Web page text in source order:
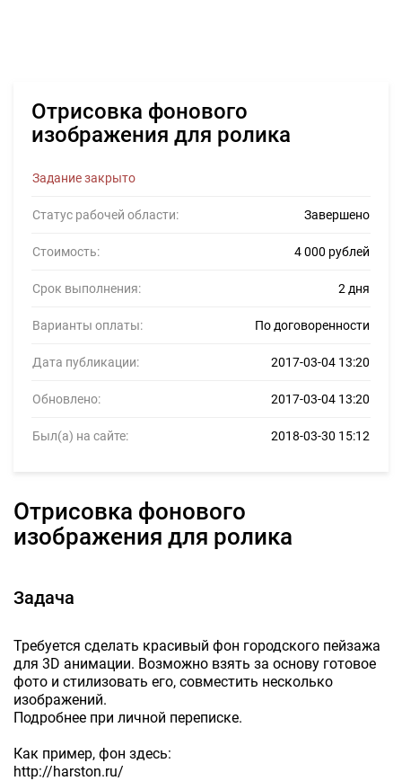
Отрисовка фонового
изображения для ролика
Задание закрыто
Статус рабочей области: Завершено
Стоимость: 4 000 рублей
Срок выполнения: 2 дня
Варианты оплаты: По договоренности
Дата публикации: 2017-03-04 13:20
Обновлено: 2017-03-04 13:20
Был(а) на сайте: 2018-03-30 15:12
Отрисовка фонового
изображения для ролика
Задача
Требуется сделать красивый фон городского пейзажа
для 3D анимации. Возможно взять за основу готовое
фото и стилизовать его, совместить несколько
изображений.
Подробнее при личной переписке.
Как пример, фон здесь:
http://harston.ru/